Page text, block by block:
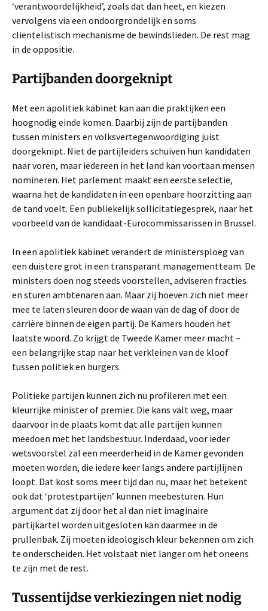
‘verantwoordelijkheid’, zoals dat dan heet, en kiezen
vervolgens via een ondoorgrondelijk en soms
cliëntelistisch mechanisme de bewindslieden. De rest mag
in de oppositie.
Partijbanden doorgeknipt
Met een apolitiek kabinet kan aan die praktijken een
hoognodig einde komen. Daarbij zijn de partijbanden
tussen ministers en volksvertegenwoordiging juist
doorgeknipt. Niet de partijleiders schuiven hun kandidaten
naar voren, maar iedereen in het land kan voortaan mensen
nomineren. Het parlement maakt een eerste selectie,
waarna het de kandidaten in een openbare hoorzitting aan
de tand voelt. Een publiekelijk sollicitatiegesprek, naar het
voorbeeld van de kandidaat-Eurocommissarissen in Brussel.
In een apolitiek kabinet verandert de ministersploeg van
een duistere grot in een transparant managementteam. De
ministers doen nog steeds voorstellen, adviseren fracties
en sturen ambtenaren aan. Maar zij hoeven zich niet meer
mee te laten sleuren door de waan van de dag of door de
carrière binnen de eigen partij. De Kamers houden het
laatste woord. Zo krijgt de Tweede Kamer meer macht –
een belangrijke stap naar het verkleinen van de kloof
tussen politiek en burgers.
Politieke partijen kunnen zich nu profileren met een
kleurrijke minister of premier. Die kans valt weg, maar
daarvoor in de plaats komt dat alle partijen kunnen
meedoen met het landsbestuur. Inderdaad, voor ieder
wetsvoorstel zal een meerderheid in de Kamer gevonden
moeten worden, die iedere keer langs andere partijlijnen
loopt. Dat kost soms meer tijd dan nu, maar het betekent
ook dat ‘protestpartijen’ kunnen meebesturen. Hun
argument dat zij door het al dan niet imaginaire
partijkartel worden uitgesloten kan daarmee in de
prullenbak. Zij moeten ideologisch kleur bekennen om zich
te onderscheiden. Het volstaat niet langer om het oneens
te zijn met de rest.
Tussentijdse verkiezingen niet nodig